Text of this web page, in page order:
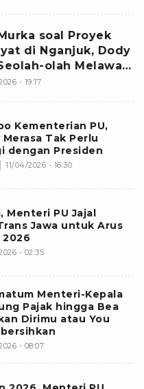
soal Proyek
di Nganjuk, Dody
olah Melawan
- 19:17
Kementerian PU,
Tak Perlu
dengan Presiden
11/04/2026 - 16:30
Menteri PU Jajal
Jawa untuk Arus
2026
- 02:35
Menteri-Kepala
Pajak hingga Bea
Dirimu atau You
- 08:07